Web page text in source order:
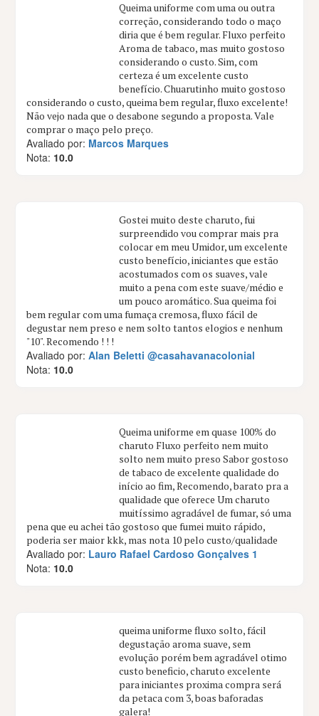
Queima uniforme com uma ou outra
correção, considerando todo o maço
diria que é bem regular. Fluxo perfeito
Aroma de tabaco, mas muito gostoso
considerando o custo. Sim, com
certeza é um excelente custo
benefício. Chuarutinho muito gostoso
considerando o custo, queima bem regular, fluxo excelente!
Não vejo nada que o desabone segundo a proposta. Vale
comprar o maço pelo preço.
Avaliado por: Marcos Marques
Nota: 10.0
Gostei muito deste charuto, fui
surpreendido vou comprar mais pra
colocar em meu Umidor, um excelente
custo benefício, iniciantes que estão
acostumados com os suaves, vale
muito a pena com este suave/médio e
um pouco aromático. Sua queima foi
bem regular com uma fumaça cremosa, fluxo fácil de
degustar nem preso e nem solto tantos elogios e nenhum
"10". Recomendo ! ! !
Avaliado por:Alan Beletti @casahavanacolonial
Nota: 10.0
Queima uniforme em quase 100% do
charuto Fluxo perfeito nem muito
solto nem muito preso Sabor gostoso
de tabaco de excelente qualidade do
início ao fim, Recomendo, barato pra a
qualidade que oferece Um charuto
muitíssimo agradável de fumar, só uma
pena que eu achei tão gostoso que fumei muito rápido,
poderia ser maior kkk, mas nota 10 pelo custo/qualidade
Avaliado por: Lauro Rafael Cardoso Gonçalves 1
Nota: 10.0
queima uniforme fluxo solto, fácil
degustação aroma suave, sem
evolução porém bem agradável otimo
custo beneficio, charuto excelente
para iniciantes proxima compra será
da petaca com 3, boas baforadas
galera!